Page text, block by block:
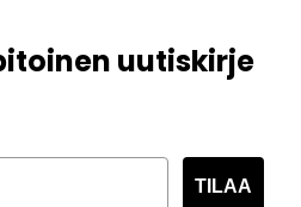
uutiskirje
TILAA